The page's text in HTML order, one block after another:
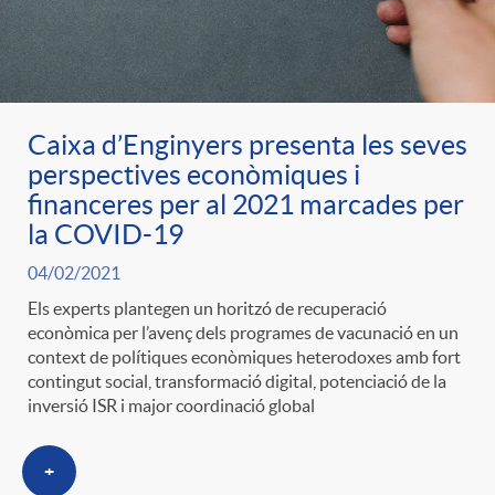
r
a
S
a
l
a
ó
p
e
r
c
a
t
t
e
n
d
o
A
l
i
c
a
d
o
r
Caixa d’Enginyers presenta les seves
perspectives econòmiques i
financeres per al 2021 marcades per
la COVID-19
04/02/2021
Els experts plantegen un horitzó de recuperació
econòmica per l’avenç dels programes de vacunació en un
context de polítiques econòmiques heterodoxes amb fort
contingut social, transformació digital, potenciació de la
inversió ISR i major coordinació global
+